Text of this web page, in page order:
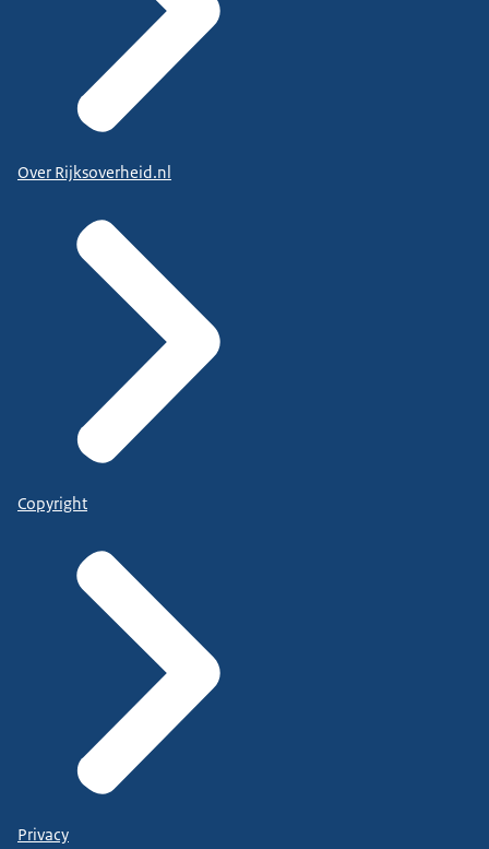
Over Rijksoverheid.nl
Copyright
Privacy